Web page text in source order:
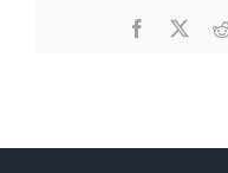
Facebook